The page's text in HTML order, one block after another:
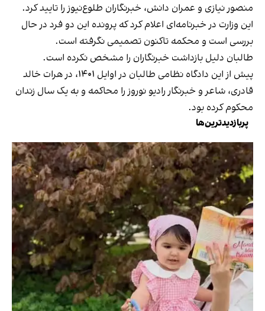
منصور نیازی و عمران دانش، خبرنگاران طلوع‌نیوز را تایید کرد.
این وزارت در خبرنامه‌ای اعلام کرد که پرونده این دو فرد در حال
بررسی است و محکمه تاکنون تصمیمی نگرفته است.
طالبان دلیل بازداشت خبرنگاران را مشخص نکرده است.
پیش از این دادگاه نظامی طالبان در اوایل ۱۴۰۱، در هرات خالد
قادری، شاعر و خبرنگار رادیو نوروز را محاکمه و به یک سال زندان
محکوم کرده بود.
پربازدیدترین‌ها